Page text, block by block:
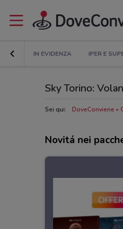
IN EVIDENZA IPER E
Sky Torino:
Sei qui: DoveConviene
Novitá nei